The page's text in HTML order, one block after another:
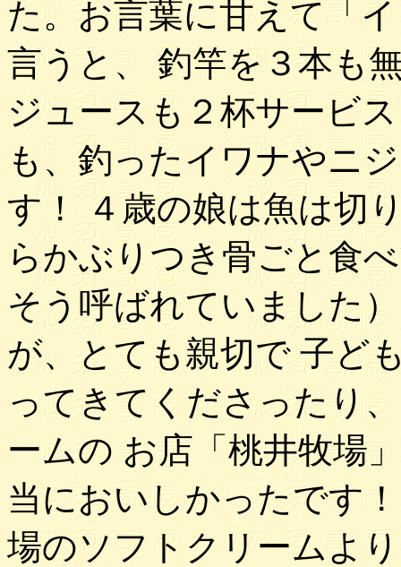
た。お言葉に甘えて「
言うと、 釣竿を３本も
ジュースも２杯サービ
も、釣ったイワナやニ
す！ ４歳の娘は魚は切
らかぶりつき骨ごと食
そう呼ばれていました
が、とても親切で 子ど
ってきてくださったり
ームの お店「桃井牧場
当においしかったです
場のソフトクリームよ